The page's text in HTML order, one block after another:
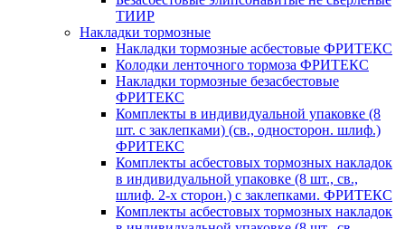
ТИИР
Накладки тормозные
Накладки тормозные асбестовые ФРИТЕКС
Колодки ленточного тормоза ФРИТЕКС
Накладки тормозные безасбестовые
ФРИТЕКС
Комплекты в индивидуальной упаковке (8
шт. с заклепками) (св., односторон. шлиф.)
ФРИТЕКС
Комплекты асбестовых тормозных накладок
в индивидуальной упаковке (8 шт., св.,
шлиф. 2-х сторон.) c заклепками. ФРИТЕКС
Комплекты асбестовых тормозных накладок